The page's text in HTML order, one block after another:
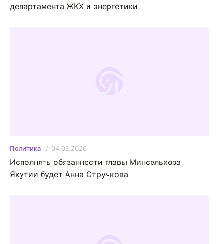
департамента ЖКХ и энергетики
Политика 04.08.2026
Исполнять обязанности главы Минсельхоза
Якутии будет Анна Стручкова